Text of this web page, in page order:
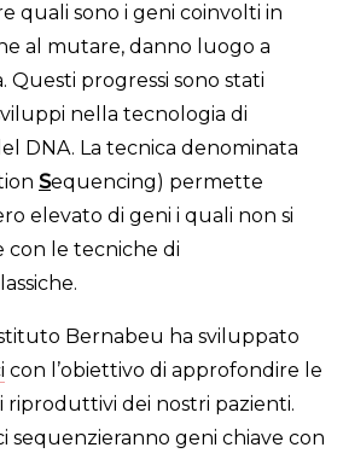
quali sono i geni coinvolti in
al mutare, danno luogo a
Questi progressi sono stati
nella tecnologia di
DNA. La tecnica denominata
Sequencing) permette
elevato di geni i quali non si
le tecniche di
Bernabeu ha sviluppato
con l’obiettivo di approfondire le
riproduttivi dei nostri pazienti.
sequenzieranno geni chiave con